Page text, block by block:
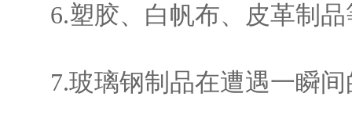
6.塑胶、白帆布、皮革制品
7.玻璃钢制品在遭遇一瞬间